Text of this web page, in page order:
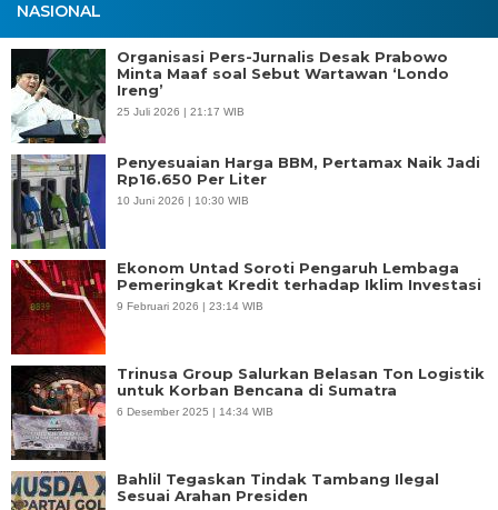
NASIONAL
Organisasi Pers-Jurnalis Desak Prabowo
Minta Maaf soal Sebut Wartawan ‘Londo
Ireng’
25 Juli 2026 | 21:17 WIB
Penyesuaian Harga BBM, Pertamax Naik Jadi
Rp16.650 Per Liter
10 Juni 2026 | 10:30 WIB
Ekonom Untad Soroti Pengaruh Lembaga
Pemeringkat Kredit terhadap Iklim Investasi
9 Februari 2026 | 23:14 WIB
Trinusa Group Salurkan Belasan Ton Logistik
untuk Korban Bencana di Sumatra
6 Desember 2025 | 14:34 WIB
Bahlil Tegaskan Tindak Tambang Ilegal
Sesuai Arahan Presiden